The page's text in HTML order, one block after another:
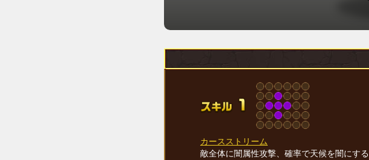
カースストリーム
敵全体に闇属性攻撃、確率で天候を闇にする